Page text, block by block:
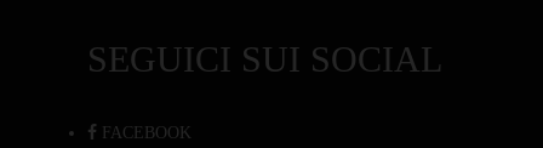
SEGUICI SUI SOCIAL
FACEBOOK